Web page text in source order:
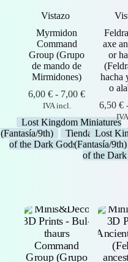
Vistazo
Myrmidon
Command
Group (Grupo
de mando de
Mirmidones)
6,00€ - 7,00€Rango
precios:
desde
6,00 €
hasta
7,00 €
IVA incl.
Lost Kingdom Miniatures
(Fantasía/9th)
Tienda
of the Dark Gods / Demonios
axe
or
hacha
o
6,50€
Lost
(Fantasía/9th)
of the